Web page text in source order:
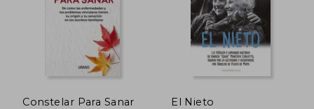
$ 46.499
$ 41.849
30%
dcto.
Constelar Para Sanar El Nieto